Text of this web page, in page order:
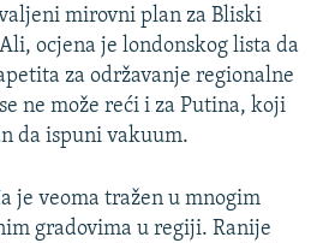
mirovni plan za Bliski
ocjena je londonskog lista da
za održavanje regionalne
ne može reći i za Putina, koji
da ispuni vakuum.
je veoma tražen u mnogim
gradovima u regiji. Ranije